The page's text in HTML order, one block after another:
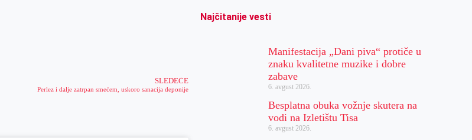
SLEDEĆE
Perlez i dalje zatrpan smećem, uskoro sanacija deponije
Najčitanije vesti
Manifestacija „Dani piva“ protiče u
znaku kvalitetne muzike i dobre
zabave
6. avgust 2026.
Besplatna obuka vožnje skutera na
vodi na Izletištu Tisa
6. avgust 2026.